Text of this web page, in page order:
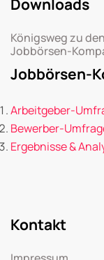
Downloads
Königsweg zu
Jobbörsen-
Jobbörsen-
Arbeitgeber-
Bewerber-
Ergebnisse &
Kontakt